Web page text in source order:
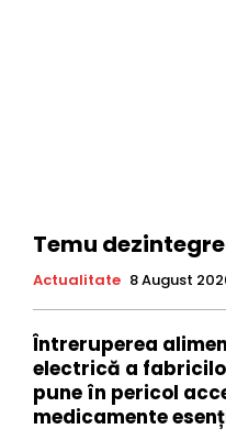
Temu
Actualitate 8 August
Întreruperea
electrică a
pune în pericol
medicamente